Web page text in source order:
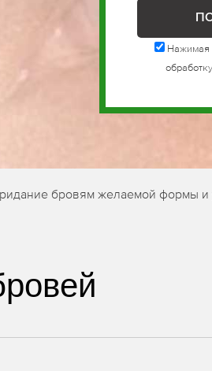
Нажимая
бровям желаемой формы и